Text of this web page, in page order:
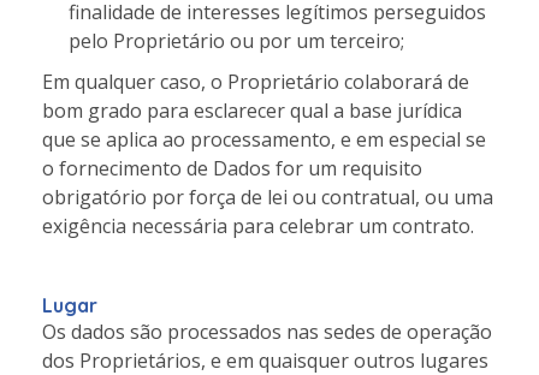
finalidade de interesses legítimos perseguidos
pelo Proprietário ou por um terceiro;
Em qualquer caso, o Proprietário colaborará de
bom grado para esclarecer qual a base jurídica
que se aplica ao processamento, e em especial se
o fornecimento de Dados for um requisito
obrigatório por força de lei ou contratual, ou uma
exigência necessária para celebrar um contrato.
Lugar
Os dados são processados nas sedes de operação
dos Proprietários, e em quaisquer outros lugares